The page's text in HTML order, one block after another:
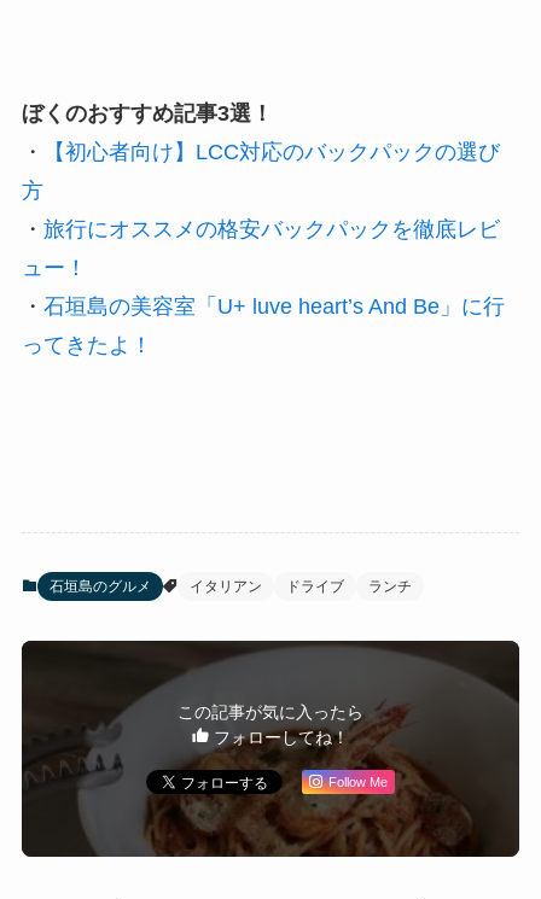
ぼくのおすすめ記事3選！
・
【初心者向け】LCC対応のバックパックの選び
方
・ 旅行にオススメの格安バックパックを徹底レビ
ュー！
・ 石垣島の美容室「U+ luve heart’s And Be」に行
ってきたよ！
石垣島のグルメ イタリアン ドライブ ランチ
この記事が気に入ったら
フォローしてね！
Follow Me